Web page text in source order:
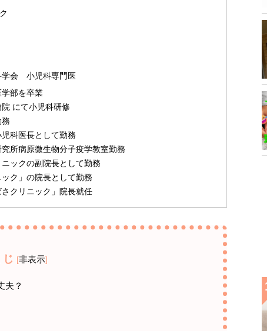
学会 小児科専門医
部を卒業
にて小児科研修
科医長として勤務
所病原微生物分子疫学教室勤務
ックの副院長として勤務
ク」の院長として勤務
クリニック」院長就任
じ [非表示]
夫？